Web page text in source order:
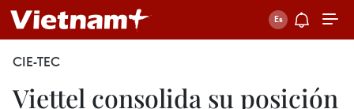
CIE-TEC
Viettel consolida su posición